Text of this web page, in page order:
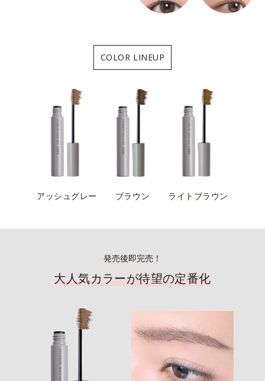
COLOR LINEUP
アッシュグレー ブラウン ライトブラウン
発売後即完売！
大人気カラーが待望の定番化